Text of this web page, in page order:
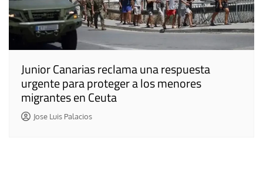
Junior Canarias reclama una respuesta
urgente para proteger a los menores
migrantes en Ceuta
Jose Luis Palacios